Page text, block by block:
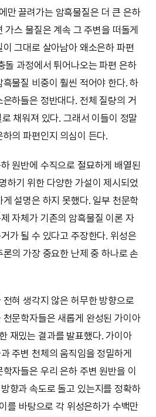
만 끌려가는 암흑물질은 더 큰 은하
가스 물질은 계속 그 주변을 떠돌게
그대로 살아남아 왜소은하 파편
돌 과정에서 튀어나오는 파편 은하
물질 비중이 훨씬 적어야 한다. 하
하들은 정반대다. 전체 질량의 거
채워져 있다. 그래서 이들이 정말
의 파편인지 의심이 든다.
원반에 수직으로 절묘하게 배열된
하기 위한 다양한 가설이 제시되었
설명은 하지 못했다. 일부 천문학
자체가 기존의 암흑물질 이론 자
가 될 수 있다고 주장한다. 위성은
의 가장 중요한 난제 중 하나로 손
혀 생각지 않은 허무한 방향으로
문학자들은 새롭게 완성된 가이아
재밌는 결과를 발표했다. 가이아
주변 천체의 움직임을 정밀하게
자들은 우리 은하 주변 원반을 이
향과 속도로 돌고 있는지를 정확하
를 바탕으로 각 위성은하가 수백만